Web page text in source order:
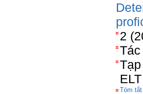
2
Tác
ELT
Tóm tắt